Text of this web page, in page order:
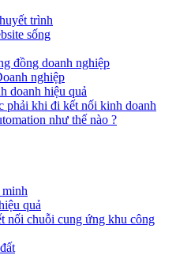
trình
sống
đồng doanh nghiệp
nghiệp
doanh hiệu quả
phải khi đi kết nối kinh doanh
như thế nào ?
quả
nối chuỗi cung ứng khu công